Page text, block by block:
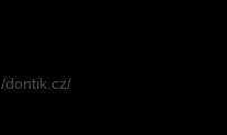
/dontik.cz/